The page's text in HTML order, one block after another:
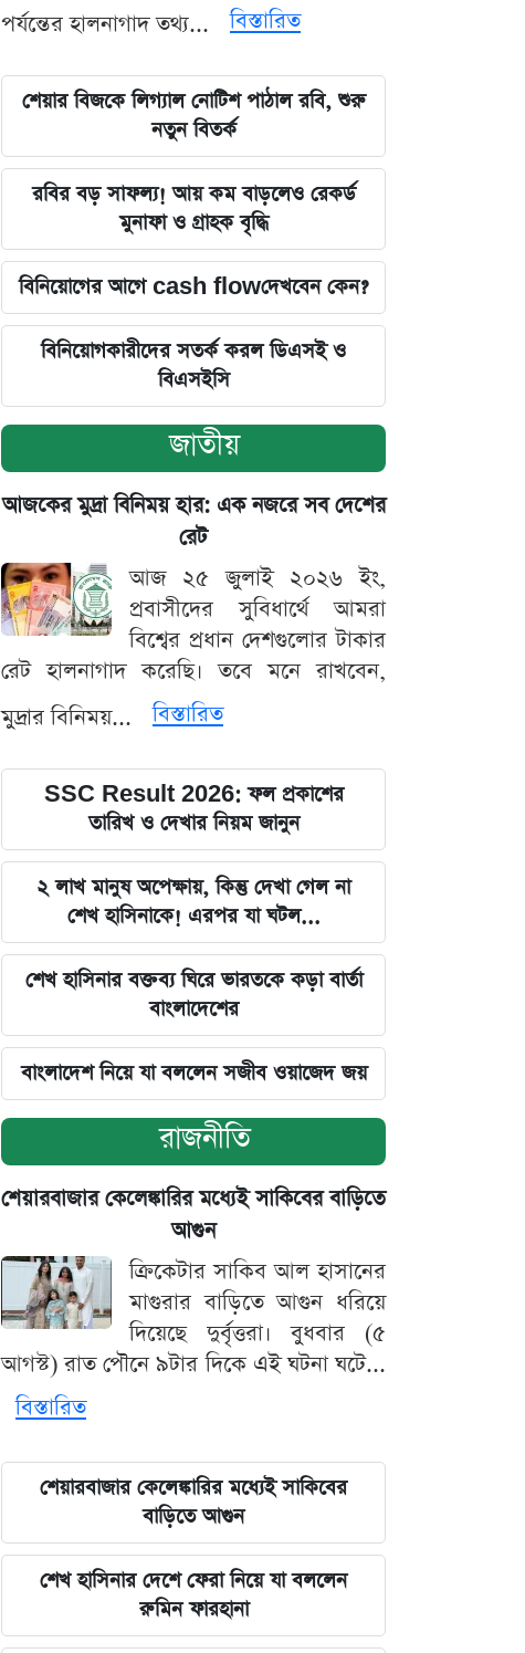
পর্যন্তের হালনাগাদ তথ্য...
বিস্তারিত
শেয়ার বিজকে লিগ্যাল নোটিশ পাঠাল রবি, শুরু
নতুন বিতর্ক
রবির বড় সাফল্য! আয় কম বাড়লেও রেকর্ড
মুনাফা ও গ্রাহক বৃদ্ধি
বিনিয়োগের আগে cash flowদেখবেন কেন?
বিনিয়োগকারীদের সতর্ক করল ডিএসই ও
বিএসইসি
জাতীয়
আজকের মুদ্রা বিনিময় হার: এক নজরে সব দেশের
রেট
আজ ২৫ জুলাই ২০২৬ ইং,
প্রবাসীদের সুবিধার্থে আমরা
বিশ্বের প্রধান দেশগুলোর টাকার
রেট হালনাগাদ করেছি। তবে মনে রাখবেন,
মুদ্রার বিনিময়...
বিস্তারিত
SSC Result 2026: ফল প্রকাশের
তারিখ ও দেখার নিয়ম জানুন
২ লাখ মানুষ অপেক্ষায়, কিন্তু দেখা গেল না
শেখ হাসিনাকে! এরপর যা ঘটল...
শেখ হাসিনার বক্তব্য ঘিরে ভারতকে কড়া বার্তা
বাংলাদেশের
বাংলাদেশ নিয়ে যা বললেন সজীব ওয়াজেদ জয়
রাজনীতি
শেয়ারবাজার কেলেঙ্কারির মধ্যেই সাকিবের বাড়িতে
আগুন
ক্রিকেটার সাকিব আল হাসানের
মাগুরার বাড়িতে আগুন ধরিয়ে
দিয়েছে দুর্বৃত্তরা। বুধবার (৫
আগস্ট) রাত পৌনে ৯টার দিকে এই ঘটনা ঘটে...
বিস্তারিত
শেয়ারবাজার কেলেঙ্কারির মধ্যেই সাকিবের
বাড়িতে আগুন
শেখ হাসিনার দেশে ফেরা নিয়ে যা বললেন
রুমিন ফারহানা